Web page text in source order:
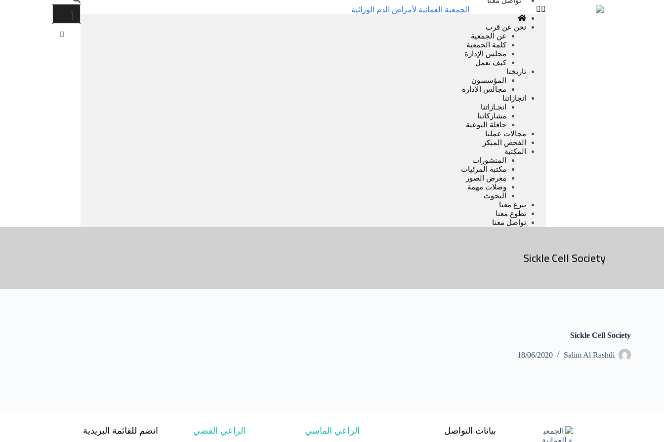
نحن عن قرب
عن الجمعية
كلمة الجمعية
مجلس الإدارة
كيف نعمل
تاريخنا
المؤسسون
مجالس الإدارة
انجازاتنا
انجـازاتنا
مشاركاتنا
حافلة التوعية
مجالات عملنا
الفحص المبكر
المكتبة
المنشورات
مكتبة المرئيات
معرض الصور
وصلات مهمة
البحوث
تبرع معنا
تطوع معنا
تواصل معنا
Sickle Cell Society
Sickle Cell Society
Salim Al Rashdi
18/06/2020
بيانات التواصل الراعي الماسي الراعي الفضي انضم للقائمة البريدية